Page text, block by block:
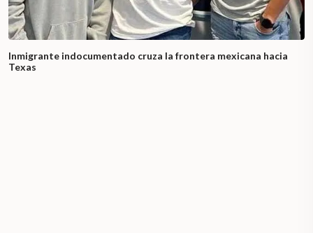
Inmigrante indocumentado cruza la frontera mexicana hacia
Texas